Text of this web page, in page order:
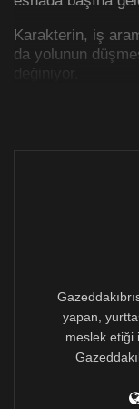
Karakterin, iş
da yolunun
değiniyor.
Lefkoşa’daki
17-24 Temmuz
meydancık
yapan,
meslek etiği